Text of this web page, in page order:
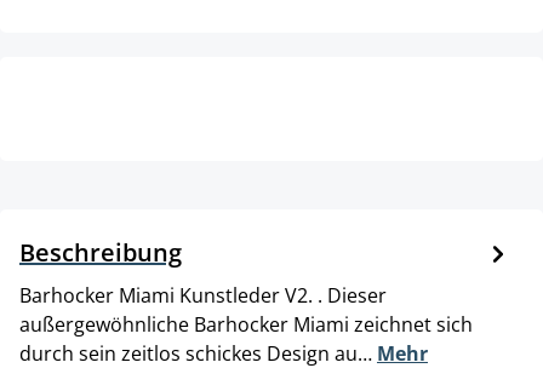
Beschreibung
Barhocker Miami Kunstleder V2. . Dieser
außergewöhnliche Barhocker Miami zeichnet sich
durch sein zeitlos schickes Design au… Mehr